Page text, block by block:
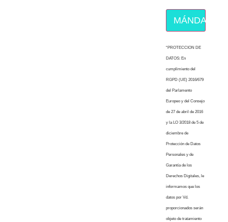
MÁNDAME
“PROTECCION DE
DATOS: En
cumplimiento del
RGPD (UE) 2016/679
del Parlamento
Europeo y del Consejo
de 27 de abril de 2016
y la LO 3/2018 de 5 de
diciembre de
Protección de Datos
Personales y de
Garantía de los
Derechos Digitales, le
informamos que los
datos por Vd.
proporcionados serán
objeto de tratamiento